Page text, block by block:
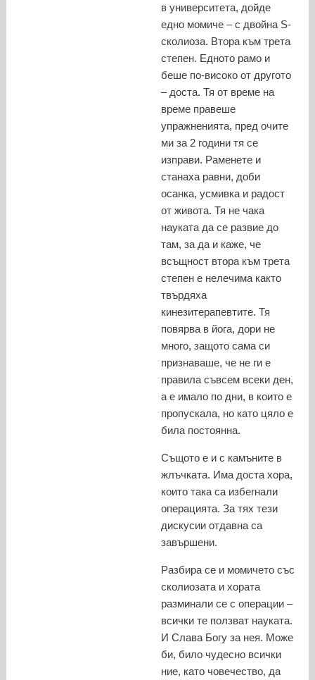
в университета, дойде
едно момиче – с двойна S-
сколиоза. Втора към трета
степен. Едното рамо и
беше по-високо от другото
– доста. Тя от време на
време правеше
упражненията, пред очите
ми за 2 години тя се
изправи. Раменете и
станаха равни, доби
осанка, усмивка и радост
от живота. Тя не чака
науката да се развие до
там, за да и каже, че
всъщност втора към трета
степен е нелечима както
твърдяха
кинезитерапевтите. Тя
повярва в йога, дори не
много, защото сама си
признаваше, че не ги е
правила съвсем всеки ден,
а е имало по дни, в които е
пропускала, но като цяло е
била постоянна.
Същото е и с камъните в
жлъчката. Има доста хора,
които така са избегнали
операцията. За тях тези
дискусии отдавна са
завършени.
Разбира се и момичето със
сколиозата и хората
разминали се с операции –
всички те ползват науката.
И Слава Богу за нея. Може
би, било чудесно всички
ние, като човечество, да